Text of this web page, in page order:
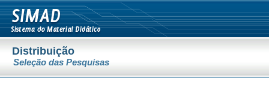
Distribuição
Seleção das Pesquisas